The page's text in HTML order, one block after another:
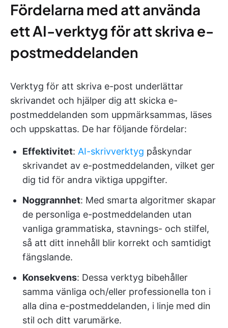
Fördelarna med att använda
ett AI-verktyg för att skriva e-
postmeddelanden
Verktyg för att skriva e-post underlättar
skrivandet och hjälper dig att skicka e-
postmeddelanden som uppmärksammas, läses
och uppskattas. De har följande fördelar:
Effektivitet: AI-skrivverktyg påskyndar
skrivandet av e-postmeddelanden, vilket ger
dig tid för andra viktiga uppgifter.
Noggrannhet: Med smarta algoritmer skapar
de personliga e-postmeddelanden utan
vanliga grammatiska, stavnings- och stilfel,
så att ditt innehåll blir korrekt och samtidigt
fängslande.
Konsekvens: Dessa verktyg bibehåller
samma vänliga och/eller professionella ton i
alla dina e-postmeddelanden, i linje med din
stil och ditt varumärke.